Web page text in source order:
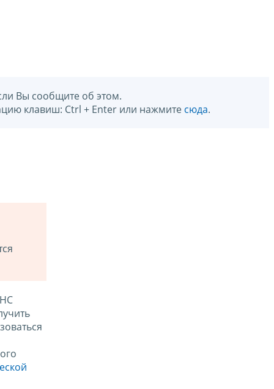
Вы сообщите об этом.
клавиш: Ctrl + Enter или нажмите сюда.